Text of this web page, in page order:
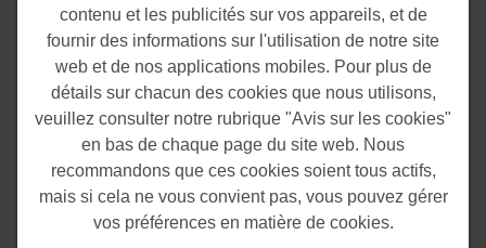
contenu et les publicités sur vos appareils, et de
fournir des informations sur l'utilisation de notre site
web et de nos applications mobiles. Pour plus de
détails sur chacun des cookies que nous utilisons,
veuillez consulter notre rubrique "Avis sur les cookies"
en bas de chaque page du site web. Nous
recommandons que ces cookies soient tous actifs,
mais si cela ne vous convient pas, vous pouvez gérer
vos préférences en matière de cookies.